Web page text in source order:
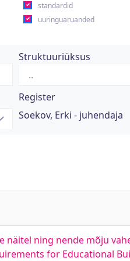
standardid
uuringuaruanded
Struktuuriüksus
Register
Soekov, Erki - juhendaja
näitel ning nende mõju
for Educational